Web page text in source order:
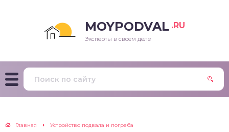
MOYPODVAL .RU
Эксперты в своем деле
Главная Устройство подвала и погреба